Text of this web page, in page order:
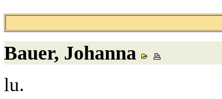
Bauer, Johanna
lu.